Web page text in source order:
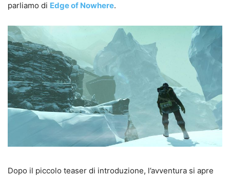
parliamo di Edge of Nowhere.
Dopo il piccolo teaser di introduzione, l’avventura si apre